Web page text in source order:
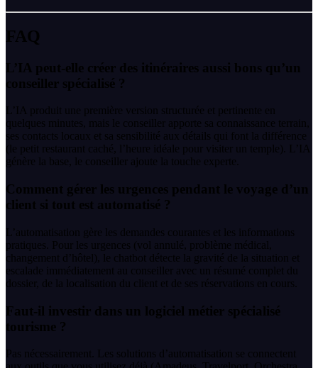
FAQ
L’IA peut-elle créer des itinéraires aussi bons qu’un
conseiller spécialisé ?
L’IA produit une première version structurée et pertinente en
quelques minutes, mais le conseiller apporte sa connaissance terrain,
ses contacts locaux et sa sensibilité aux détails qui font la différence
(le petit restaurant caché, l’heure idéale pour visiter un temple). L’IA
génère la base, le conseiller ajoute la touche experte.
Comment gérer les urgences pendant le voyage d’un
client si tout est automatisé ?
L’automatisation gère les demandes courantes et les informations
pratiques. Pour les urgences (vol annulé, problème médical,
changement d’hôtel), le chatbot détecte la gravité de la situation et
escalade immédiatement au conseiller avec un résumé complet du
dossier, de la localisation du client et de ses réservations en cours.
Faut-il investir dans un logiciel métier spécialisé
tourisme ?
Pas nécessairement. Les solutions d’automatisation se connectent